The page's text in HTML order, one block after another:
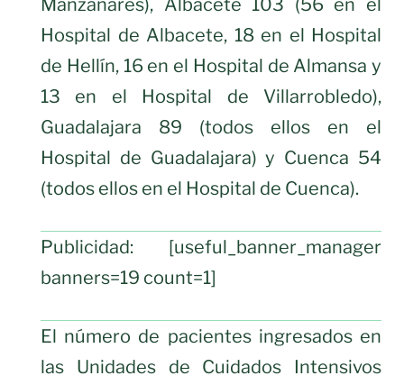
Manzanares), Albacete 103 (56 en el
Hospital de Albacete, 18 en el Hospital
de Hellín, 16 en el Hospital de Almansa y
13 en el Hospital de Villarrobledo),
Guadalajara 89 (todos ellos en el
Hospital de Guadalajara) y Cuenca 54
(todos ellos en el Hospital de Cuenca).
Publicidad: [useful_banner_manager
banners=19 count=1]
El número de pacientes ingresados en
las Unidades de Cuidados Intensivos